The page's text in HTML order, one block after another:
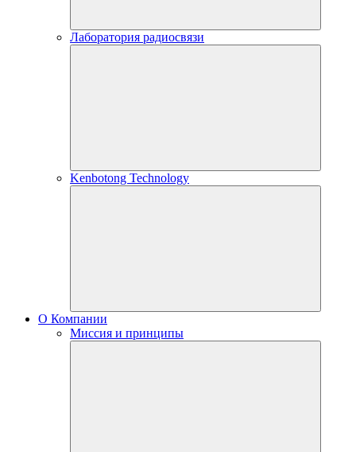
Лаборатория радиосвязи
Kenbotong Technology
О Компании
Миссия и принципы